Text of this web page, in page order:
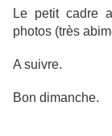
Le petit cadre
photos (très
A suivre.
Bon dimanche.